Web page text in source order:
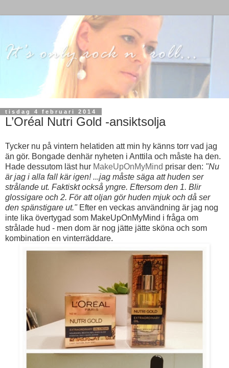
tisdag 4 februari 2014
L’Oréal Nutri Gold -ansiktsolja
Tycker nu på vintern helatiden att min hy känns torr vad jag
än gör. Bongade denhär nyheten i Anttila och måste ha den.
Hade dessutom läst hur MakeUpOnMyMind prisar den: "Nu
är jag i alla fall kär igen! ...jag måste säga att huden ser
strålande ut. Faktiskt också yngre. Eftersom den 1. Blir
glossigare och 2. För att oljan gör huden mjuk och då ser
den spänstigare ut."Efter en veckas användning är jag nog
inte lika övertygad som MakeUpOnMyMind i fråga om
strålade hud - men dom är nog jätte jätte sköna och som
kombination en vinterräddare.